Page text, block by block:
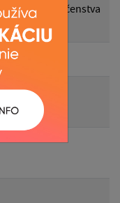
nebezpečenstva